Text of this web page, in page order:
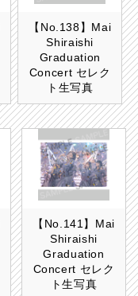
【No.138】Mai
Shiraishi
Graduation
Concert セレク
ト生写真
【No.141】Mai
Shiraishi
Graduation
Concert セレク
ト生写真